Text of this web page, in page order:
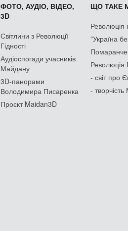
ФОТО, АУДІО, ВІДЕО,
3D
Світлини з Революції
Гідності
Аудіоспогади учасників
Майдану
3D-панорами
Володимира Писаренка
Проєкт Maidan3D
ЩО ТАКЕ
Революція
"Україна
Революція
- світ про
-